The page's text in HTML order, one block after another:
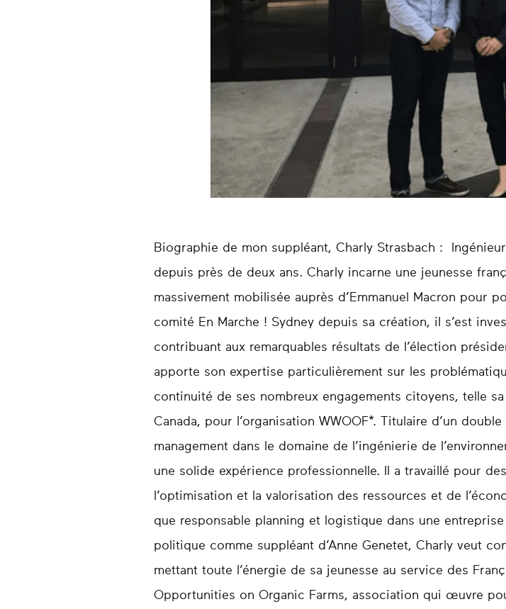
Biographie de mon suppléant, Charly Strasbach :
depuis près de deux ans. Charly incarne une jeunesse
massivement mobilisée auprès d’Emmanuel Macron pour
comité En Marche ! Sydney depuis sa création, il s’est
contribuant aux remarquables résultats de l’élection
apporte son expertise particulièrement sur les
continuité de ses nombreux engagements citoyens, telle
Canada, pour l’organisation WWOOF*. Titulaire d’un
management dans le domaine de l’ingénierie de
une solide expérience professionnelle. Il a travaillé pour
l’optimisation et la valorisation des ressources et de
que responsable planning et logistique dans une
politique comme suppléant d’Anne Genetet, Charly veut
mettant toute l’énergie de sa jeunesse au service des
Opportunities on Organic Farms, association qui œuvre